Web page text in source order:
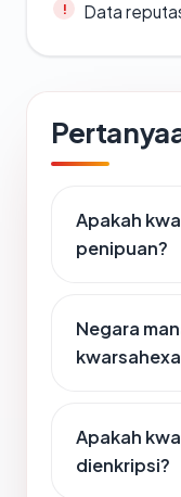
Data
Apakah
penipuan?
Negara
Apakah
dienkripsi?